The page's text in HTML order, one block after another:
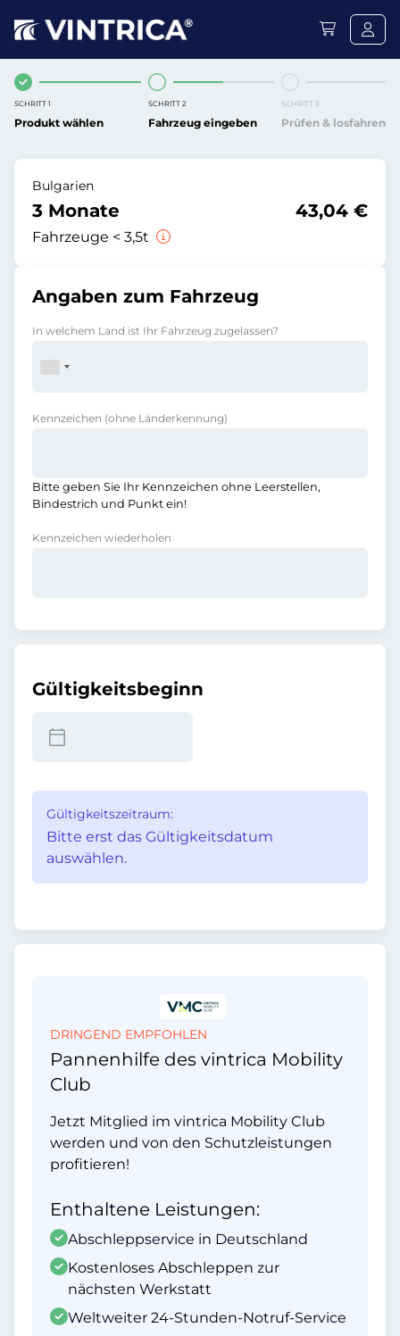
SCHRITT 1
Produkt wählen
SCHRITT 2
Fahrzeug eingeben
SCHRITT 3
Prüfen & losfahren
Bulgarien
3 Monate
Fahrzeuge < 3,5t
43,04 €
Angaben zum Fahrzeug
In welchem Land ist Ihr Fahrzeug zugelassen?
Kennzeichen (ohne Länderkennung)
Bitte geben Sie Ihr Kennzeichen ohne Leerstellen,
Bindestrich und Punkt ein!
Kennzeichen wiederholen
Gültigkeitsbeginn
Gültigkeitszeitraum:
Bitte erst das Gültigkeitsdatum
auswählen.
DRINGEND EMPFOHLEN
Pannenhilfe des vintrica Mobility
Club
Jetzt Mitglied im vintrica Mobility Club
werden und von den Schutzleistungen
profitieren!
Enthaltene Leistungen:
Abschleppservice in Deutschland
Kostenloses Abschleppen zur
nächsten Werkstatt
Weltweiter 24-Stunden-Notruf-Service